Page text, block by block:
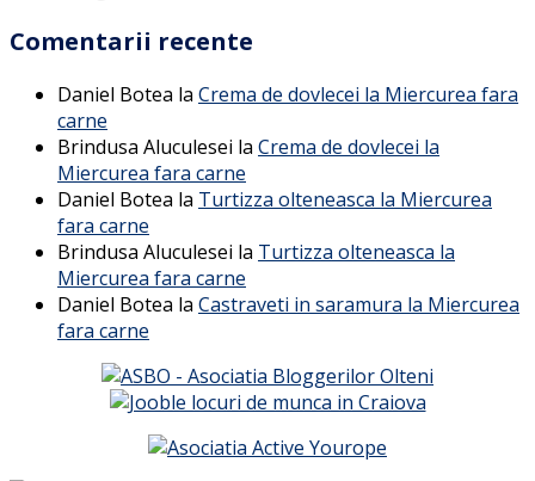
Comentarii recente
Daniel Botea la Crema de dovlecei la Miercurea fara
carne
Brindusa Aluculesei la Crema de dovlecei la
Miercurea fara carne
Daniel Botea la Turtizza olteneasca la Miercurea
fara carne
Brindusa Aluculesei la Turtizza olteneasca la
Miercurea fara carne
Daniel Botea la Castraveti in saramura la Miercurea
fara carne